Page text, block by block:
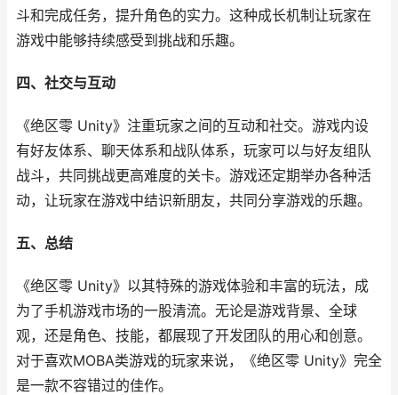
斗和完成任务，提升角色的实力。这种成长机制让玩家在
游戏中能够持续感受到挑战和乐趣。
四、社交与互动
《绝区零 Unity》注重玩家之间的互动和社交。游戏内设
有好友体系、聊天体系和战队体系，玩家可以与好友组队
战斗，共同挑战更高难度的关卡。游戏还定期举办各种活
动，让玩家在游戏中结识新朋友，共同分享游戏的乐趣。
五、总结
《绝区零 Unity》以其特殊的游戏体验和丰富的玩法，成
为了手机游戏市场的一股清流。无论是游戏背景、全球
观，还是角色、技能，都展现了开发团队的用心和创意。
对于喜欢MOBA类游戏的玩家来说，《绝区零 Unity》完全
是一款不容错过的佳作。